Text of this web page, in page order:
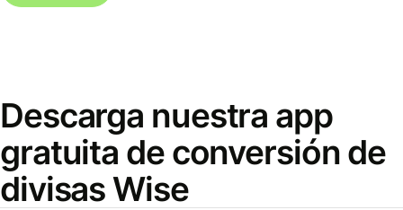
Descarga nuestra app
gratuita de conversión de
divisas Wise